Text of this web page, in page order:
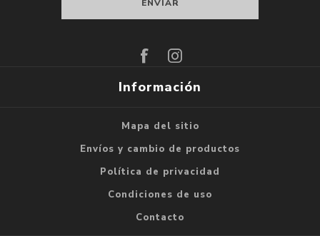
Información
Mapa del sitio
Envíos y cambio de productos
Política de privacidad
Condiciones de uso
Contacto